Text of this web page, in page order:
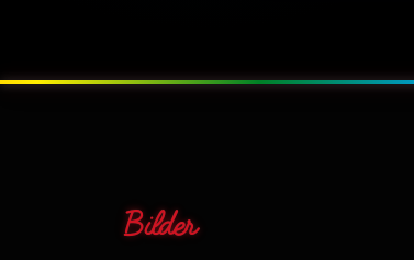
Bilder